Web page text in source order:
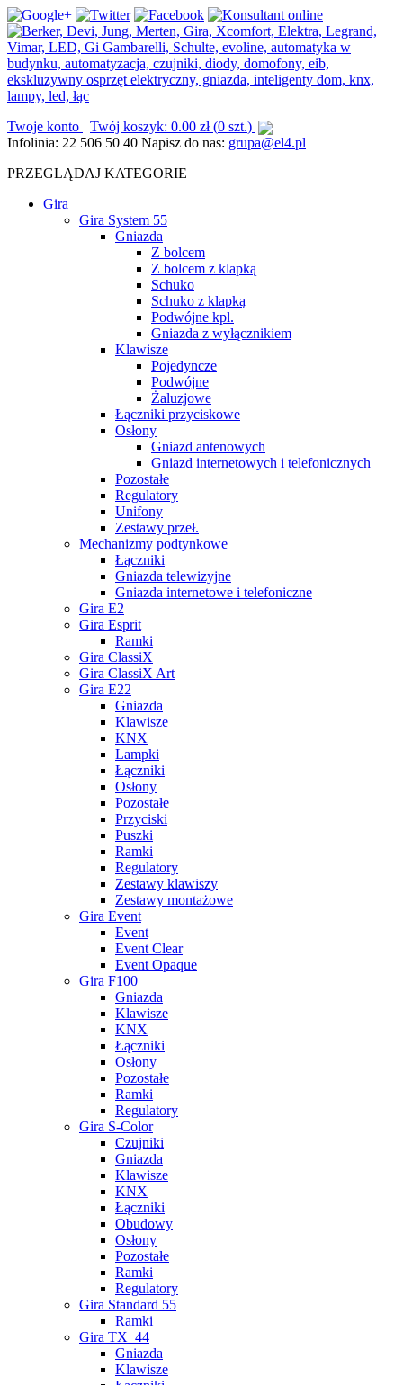
Twoje konto Twój koszyk: 0.00 zł(0 szt.)
Infolinia: 22 506 50 40 Napisz do nas: grupa@el4.pl
PRZEGLĄDAJ KATEGORIE
Gira
Gira System 55
Gniazda
Z bolcem
Z bolcem z klapką
Schuko
Schuko z klapką
Podwójne kpl.
Gniazda z wyłącznikiem
Klawisze
Pojedyncze
Podwójne
Żaluzjowe
Łączniki przyciskowe
Osłony
Gniazd antenowych
Gniazd internetowych i telefonicznych
Pozostałe
Regulatory
Unifony
Zestawy przeł.
Mechanizmy podtynkowe
Łączniki
Gniazda telewizyjne
Gniazda internetowe i telefoniczne
Gira E2
Gira Esprit
Ramki
Gira ClassiX
Gira ClassiX Art
Gira E22
Gniazda
Klawisze
KNX
Lampki
Łączniki
Osłony
Pozostałe
Przyciski
Puszki
Ramki
Regulatory
Zestawy klawiszy
Zestawy montażowe
Gira Event
Event
Event Clear
Event Opaque
Gira F100
Gniazda
Klawisze
KNX
Łączniki
Osłony
Pozostałe
Ramki
Regulatory
Gira S-Color
Czujniki
Gniazda
Klawisze
KNX
Łączniki
Obudowy
Osłony
Pozostałe
Ramki
Regulatory
Gira Standard 55
Ramki
Gira TX_44
Gniazda
Klawisze